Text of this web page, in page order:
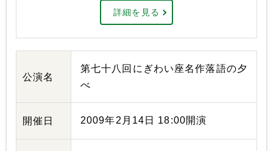
詳細を見る
公演名
第七十八回にぎわい座名作落語の夕
べ
開催日 2009年2月14日 18:00開演